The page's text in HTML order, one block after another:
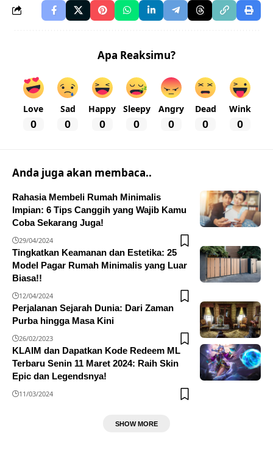
Apa Reaksimu?
Love
0
Sad
0
Happy
0
Sleepy
0
Angry
0
Dead
0
Wink
0
Anda juga akan membaca..
Rahasia Membeli Rumah Minimalis
Impian: 6 Tips Canggih yang Wajib Kamu
Coba Sekarang Juga!
29/04/2024
Tingkatkan Keamanan dan Estetika: 25
Model Pagar Rumah Minimalis yang Luar
Biasa!!
12/04/2024
Perjalanan Sejarah Dunia: Dari Zaman
Purba hingga Masa Kini
26/02/2023
KLAIM dan Dapatkan Kode Redeem ML
Terbaru Senin 11 Maret 2024: Raih Skin
Epic dan Legendsnya!
11/03/2024
SHOW MORE